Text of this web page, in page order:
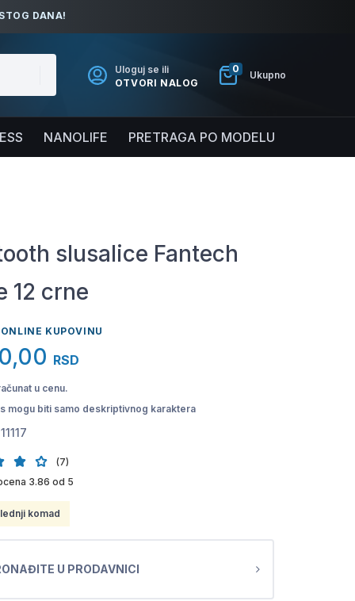
DANA!
Uloguj se ili
OTVORI NALOG
0
Ukupno
NANOLIFE PRETRAGA PO MODELU
slusalice Fantech
12 crne
KUPOVINU
RSD
u cenu.
mogu biti samo deskriptivnog karaktera
(7)
3.86 od 5
komad
U PRODAVNICI